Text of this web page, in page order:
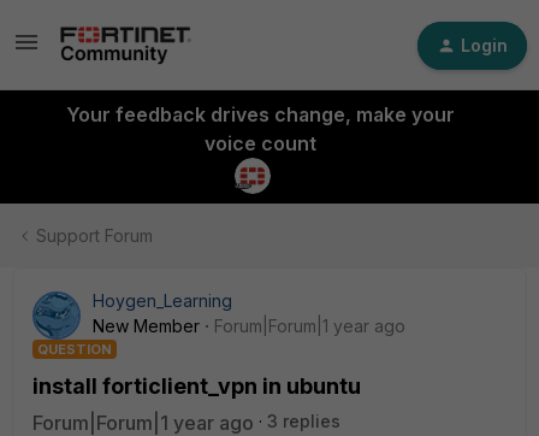
Login
Your feedback drives change, make your
voice count
Support Forum
Hoygen_Learning
New Member
Forum|Forum|1 year ago
QUESTION
install forticlient_vpn in ubuntu
Forum|Forum|1 year ago
3 replies